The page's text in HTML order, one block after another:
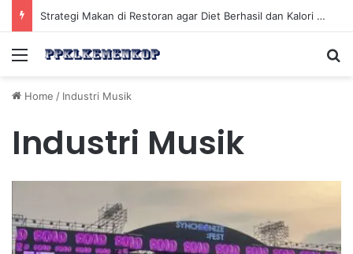
Strategi Makan di Restoran agar Diet Berhasil dan Kalori Tetap Terkontrol
Menu
Home / Industri Musik
Industri Musik